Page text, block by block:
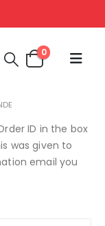
0
ID in the box
was given to
email you